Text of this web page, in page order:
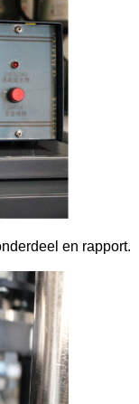
en rapport.